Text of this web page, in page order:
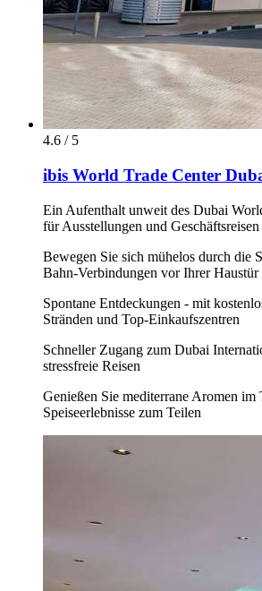
4.6 / 5
ibis World Trade Center
Ein Aufenthalt unweit des Dubai
für Ausstellungen und Geschäftsreisen
Bewegen Sie sich mühelos durch die
Bahn-Verbindungen vor Ihrer Haustür
Spontane Entdeckungen - mit
Stränden und Top-Einkaufszentren
Schneller Zugang zum Dubai
stressfreie Reisen
Genießen Sie mediterrane Aromen im
Speiseerlebnisse zum Teilen